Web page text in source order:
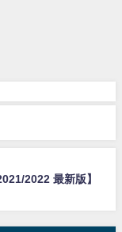
2022 最新版】